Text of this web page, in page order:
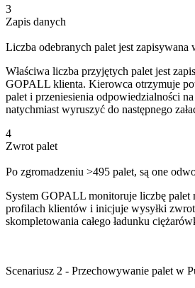
3
Zapis danych
Liczba odebranych palet jest
Właściwa liczba przyjętych palet jest
GOPALL klienta. Kierowca otrzymuje
palet i przeniesienia odpowiedzialności
natychmiast wyruszyć do następnego
4
Zwrot palet
Po zgromadzeniu >495 palet, są one
System GOPALL monitoruje liczbę palet
profilach klientów i inicjuje wysyłki
skompletowania całego ładunku
Scenariusz 2 - Przechowywanie palet w